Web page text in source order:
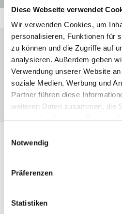
Diese Webseite verwendet
Wir verwenden Cookies, um
personalisieren, Funktionen für
zu können und die Zugriffe auf
analysieren. Außerdem geben
Verwendung unserer Website
soziale Medien, Werbung und
Partner führen diese
weiteren Daten zusammen, die
Notwendig
Präferenzen
Statistiken
Dienstag, 10.
Oberscheld, Am
Dillenburg